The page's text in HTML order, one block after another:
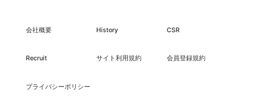
会社概要 History CSR
Recruit サイト利用規約 会員登録規約
プライバシーポリシー